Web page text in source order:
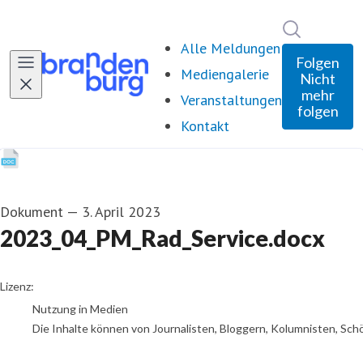
Alle Meldungen
Mediengalerie
Veranstaltungen
Kontakt
Folgen
Nicht
mehr
folgen
Dokument — 3. April 2023
2023_04_PM_Rad_Service.docx
go to media item
Lizenz:
Nutzung in Medien
Die Inhalte können von Journalisten, Bloggern, Kolumnisten,